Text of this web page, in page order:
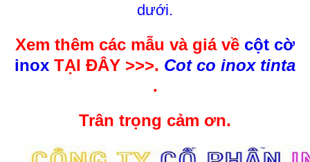
dưới.
Xem thêm các mẫu và giá về cột cờ
inox TẠI ĐÂY >>>. Cot co inox tinta
.
Trân trọng cảm ơn.